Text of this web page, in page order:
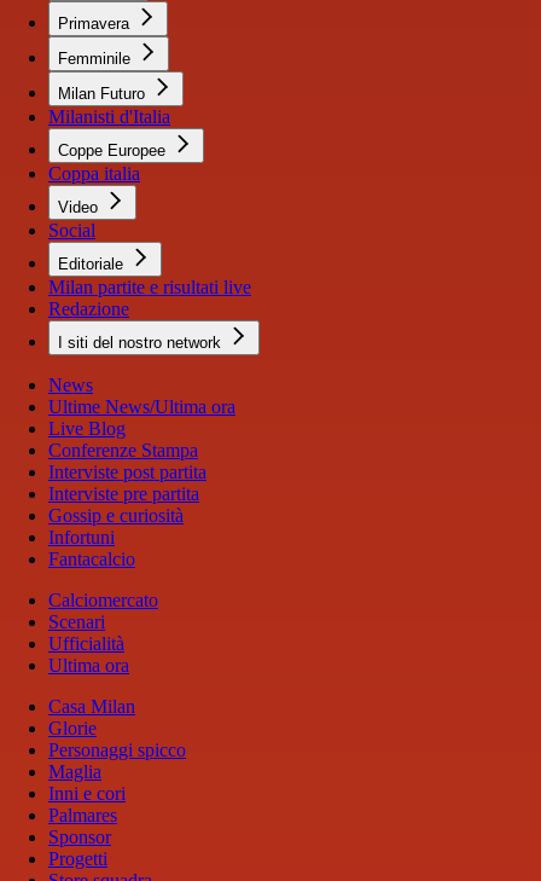
Primavera
Femminile
Milan Futuro
Milanisti d'Italia
Coppe Europee
Coppa italia
Video
Social
Editoriale
Milan partite e risultati live
Redazione
I siti del nostro network
News
Ultime News/Ultima ora
Live Blog
Conferenze Stampa
Interviste post partita
Interviste pre partita
Gossip e curiosità
Infortuni
Fantacalcio
Calciomercato
Scenari
Ufficialità
Ultima ora
Casa Milan
Glorie
Personaggi spicco
Maglia
Inni e cori
Palmares
Sponsor
Progetti